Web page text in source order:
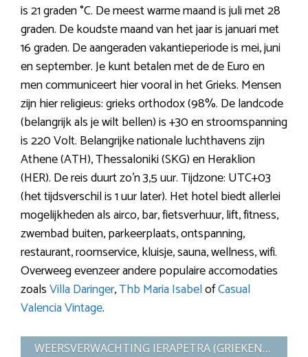
is 21 graden °C. De meest warme maand is juli met 28
graden. De koudste maand van het jaar is januari met
16 graden. De aangeraden vakantieperiode is mei, juni
en september. Je kunt betalen met de de Euro en
men communiceert hier vooral in het Grieks. Mensen
zijn hier religieus: grieks orthodox (98%. De landcode
(belangrijk als je wilt bellen) is +30 en stroomspanning
is 220 Volt. Belangrijke nationale luchthavens zijn
Athene (ATH), Thessaloniki (SKG) en Heraklion
(HER). De reis duurt zo’n 3,5 uur. Tijdzone: UTC+03
(het tijdsverschil is 1 uur later). Het hotel biedt allerlei
mogelijkheden als airco, bar, fietsverhuur, lift, fitness,
zwembad buiten, parkeerplaats, ontspanning,
restaurant, roomservice, kluisje, sauna, wellness, wifi.
Overweeg evenzeer andere populaire accomodaties
zoalsVilla Daringer,Thb Maria IsabelofCasual
Valencia Vintage.
WEERSVERWACHTING IERAPETRA (GRIEKENLAND)